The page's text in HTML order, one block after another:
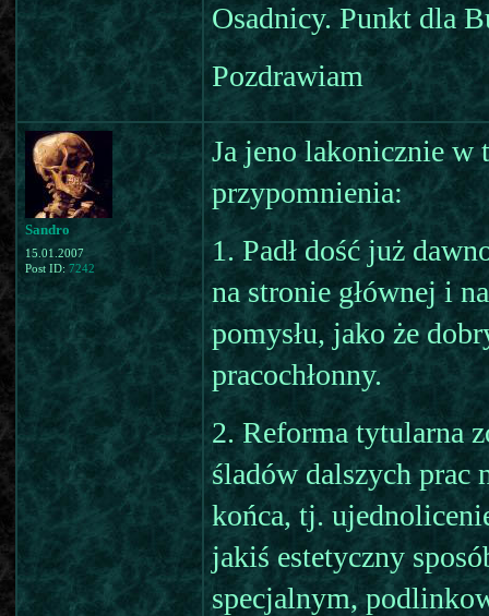
Osadnicy. Punkt dla
Pozdrawiam
Sandro
15.01.2007
Post ID: 7242
Ja jeno lakonicznie w
przypomnienia:
1. Padł dość już
na stronie głównej i
pomysłu, jako że
pracochłonny.
2. Reforma tytularna
śladów dalszych prac
końca, tj.
jakiś estetyczny
specjalnym,